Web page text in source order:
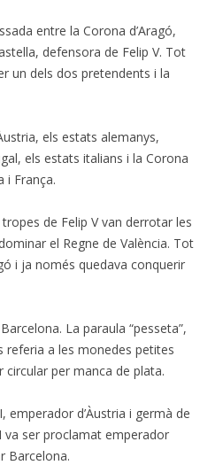
entre la Corona d’Aragó,
defensora de Felip V. Tot
un dels dos pretendents i la
els estats alemanys,
els estats italians i la Corona
i França.
de Felip V van derrotar les
el Regne de València. Tot
i ja només quedava conquerir
La paraula “pesseta”,
referia a les monedes petites
circular per manca de plata.
emperador d’Àustria i germà de
va ser proclamat emperador
Barcelona.